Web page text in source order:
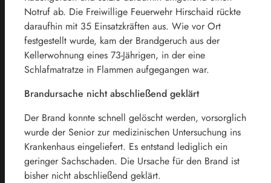
Notruf ab. Die Freiwillige Feuerwehr Hirschaid rückte
daraufhin mit 35 Einsatzkräften aus. Wie vor Ort
festgestellt wurde, kam der Brandgeruch aus der
Kellerwohnung eines 73-Jährigen, in der eine
Schlafmatratze in Flammen aufgegangen war.
Brandursache nicht abschließend geklärt
Der Brand konnte schnell gelöscht werden, vorsorglich
wurde der Senior zur medizinischen Untersuchung ins
Krankenhaus eingeliefert. Es entstand lediglich ein
geringer Sachschaden. Die Ursache für den Brand ist
bisher nicht abschließend geklärt.